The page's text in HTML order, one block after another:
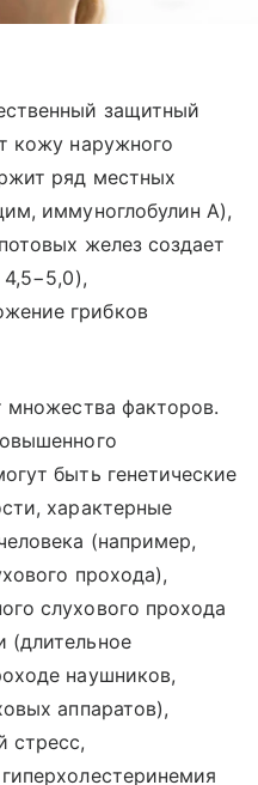
защитный
кожу наружного
ряд местных
иммуноглобулин А),
желез создает
грибков
множества факторов.
быть генетические
характерные
(например,
прохода),
слухового прохода
(длительное
наушников,
аппаратов),
стресс,